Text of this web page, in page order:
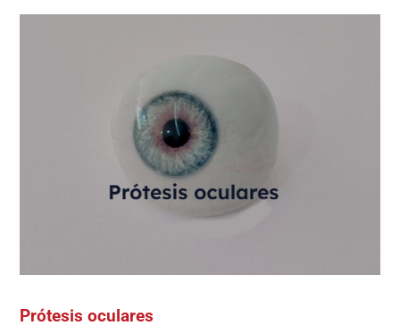
Prótesis oculares